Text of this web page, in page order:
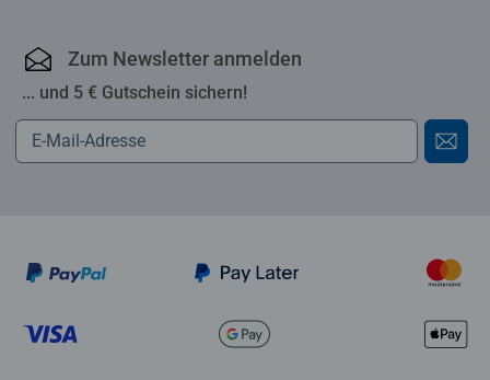
Zum Newsletter anmelden
... und 5 € Gutschein sichern!